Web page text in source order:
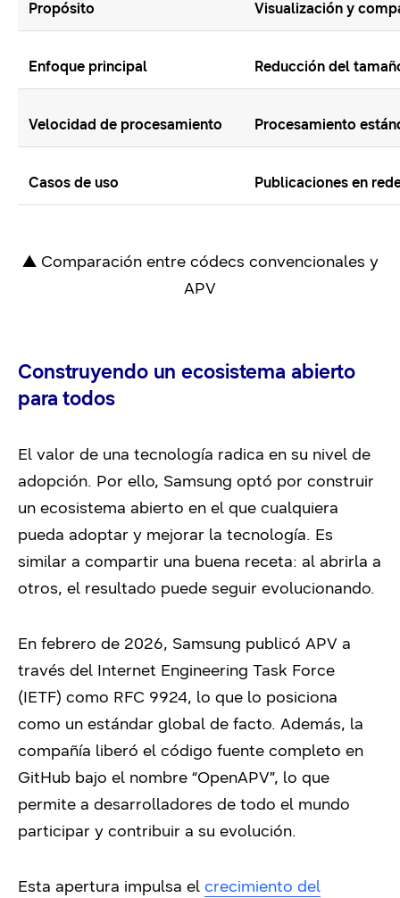
Propósito Visualización y
Enfoque principal Reducción del
Velocidad de procesamiento Procesamiento
Casos de uso Publicaciones en
▲ Comparación entre códecs convencionales y
APV
Construyendo un ecosistema abierto
para todos
El valor de una tecnología radica en su nivel de
adopción. Por ello, Samsung optó por construir
un ecosistema abierto en el que cualquiera
pueda adoptar y mejorar la tecnología. Es
similar a compartir una buena receta: al abrirla a
otros, el resultado puede seguir evolucionando.
En febrero de 2026, Samsung publicó APV a
través del Internet Engineering Task Force
(IETF) como RFC 9924, lo que lo posiciona
como un estándar global de facto. Además, la
compañía liberó el código fuente completo en
GitHub bajo el nombre “OpenAPV”, lo que
permite a desarrolladores de todo el mundo
participar y contribuir a su evolución.
Esta apertura impulsa el crecimiento del